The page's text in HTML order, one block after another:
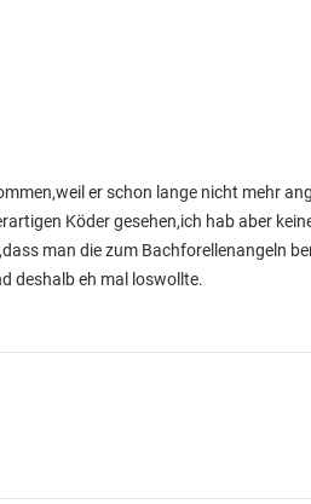
er schon lange nicht mehr
Köder gesehen,ich hab aber
man die zum Bachforellenangeln
deshalb eh mal loswollte.